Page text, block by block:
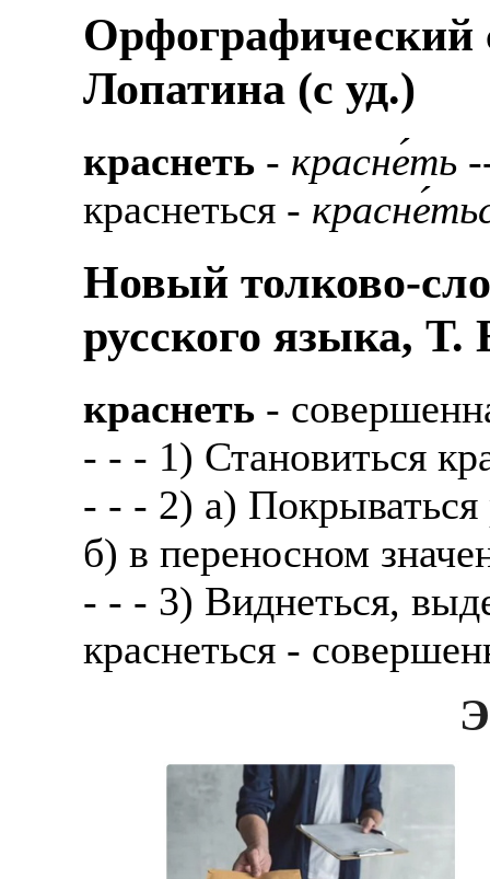
Орфографический
Лопатина (c уд.)
краснеть - красне́ть
краснеться -
Новый толково-
русского языка,
краснеть -
- - - 1) Становиться
- - - 2) а)
б) в переносном
- - - 3) Виднеться,
краснеться -